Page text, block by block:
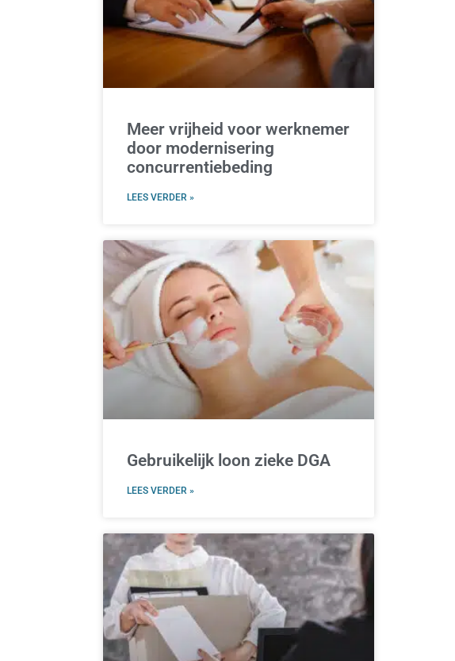
Meer vrijheid voor werknemer
door modernisering
concurrentiebeding
LEES VERDER »
Gebruikelijk loon zieke DGA
LEES VERDER »